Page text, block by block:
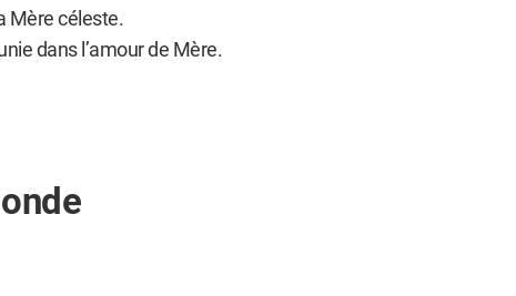
Mère céleste.
dans l’amour de Mère.